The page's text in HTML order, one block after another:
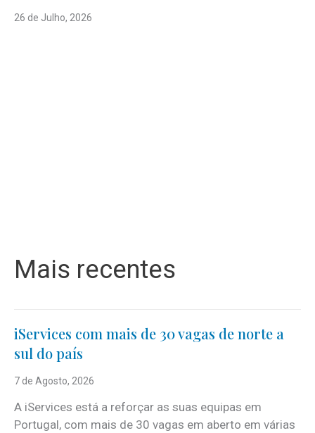
26 de Julho, 2026
Mais recentes
iServices com mais de 30 vagas de norte a
sul do país
7 de Agosto, 2026
A iServices está a reforçar as suas equipas em
Portugal, com mais de 30 vagas em aberto em várias